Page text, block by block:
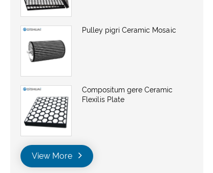
Pulley pigri Ceramic Mosaic
Compositum gere Ceramic
Flexilis Plate
View More